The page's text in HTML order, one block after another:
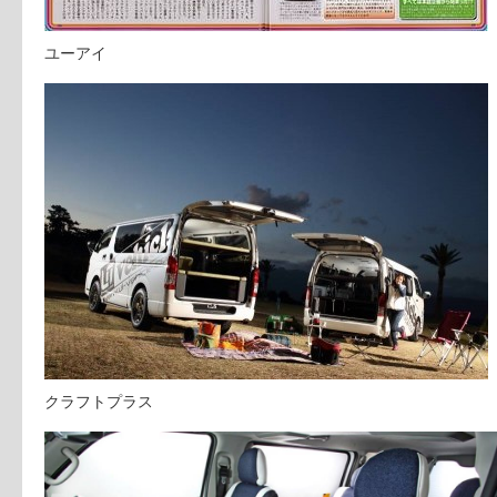
ユーアイ
クラフトプラス